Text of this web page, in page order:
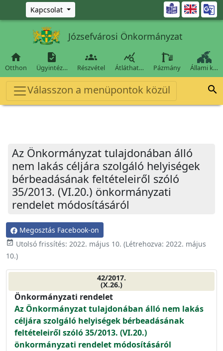
Ugrás a fő tartalomra
Kapcsolat 
Józsefvárosi Önkormányzat

Otthon

Ügyintéz…

Részvétel

Átláthat… Pázmány Állami k…
Válasszon a menüpontok közül 
Az Önkormányzat tulajdonában álló
nem lakás céljára szolgáló helyiségek
bérbeadásának feltételeiről szóló
35/2013. (VI.20.) önkormányzati
rendelet módosításáról
Megosztás Facebook-on
event_available Utolsó frissítés: 2022. május 10. (Létrehozva: 2022. május
10.)
42/2017.
(X.26.)
Önkormányzati rendelet
Az Önkormányzat tulajdonában álló nem lakás
céljára szolgáló helyiségek bérbeadásának
feltételeiről szóló 35/2013. (VI.20.)
önkormányzati rendelet módosításáról